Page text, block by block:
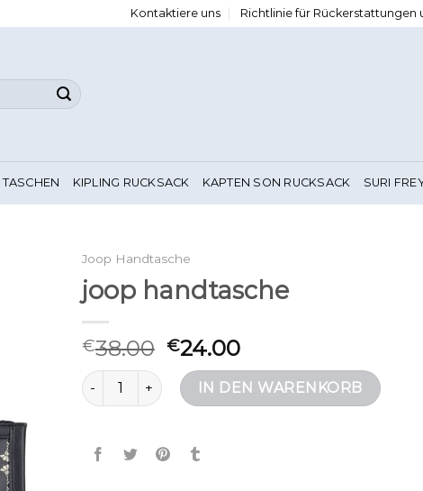
Kontaktiere uns Richtlinie für Rückerstattungen
KIPLING RUCKSACK KAPTEN SON RUCKSACK SURI
Joop Handtasche
joop handtasche
€38.00 €24.00
joop handtasche MengeIN DEN WARENKORB